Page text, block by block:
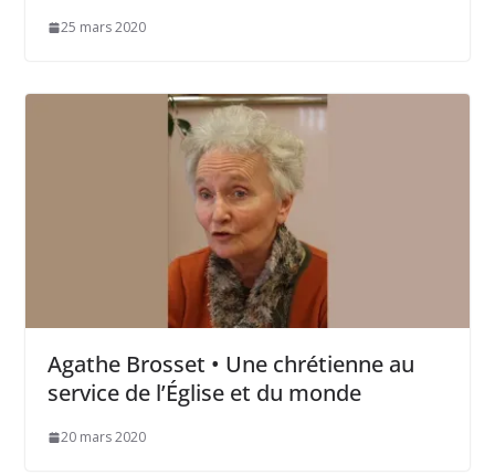
25 mars 2020
Agathe Brosset • Une chrétienne au
service de l’Église et du monde
20 mars 2020